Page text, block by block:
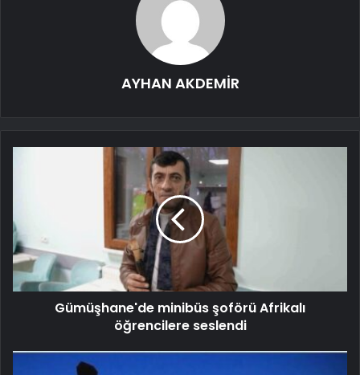
AYHAN AKDEMİR
Gümüşhane'de minibüs şoförü Afrikalı
öğrencilere seslendi